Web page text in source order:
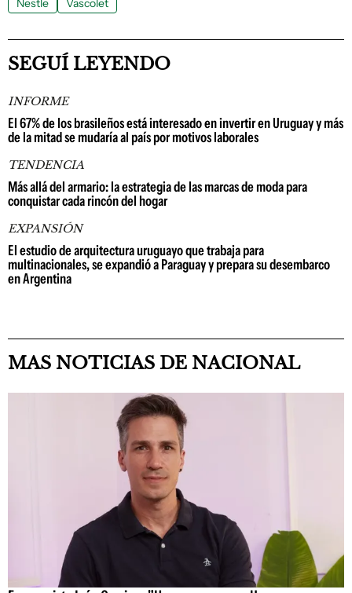
Nestle Vascolet
SEGUÍ LEYENDO
INFORME
El 67% de los brasileños está interesado en invertir en Uruguay y más
de la mitad se mudaría al país por motivos laborales
TENDENCIA
Más allá del armario: la estrategia de las marcas de moda para
conquistar cada rincón del hogar
EXPANSIÓN
El estudio de arquitectura uruguayo que trabaja para
multinacionales, se expandió a Paraguay y prepara su desembarco
en Argentina
MAS NOTICIAS DE NACIONAL